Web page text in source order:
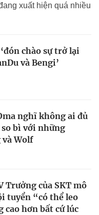
xuất hiện quá nhiều
chào sự trở lại
và Bengi’
nghĩ không ai đủ
so bì với những
và Wolf
Trưởng của SKT mô
tuyển “có thể leo
cao hơn bất cứ lúc